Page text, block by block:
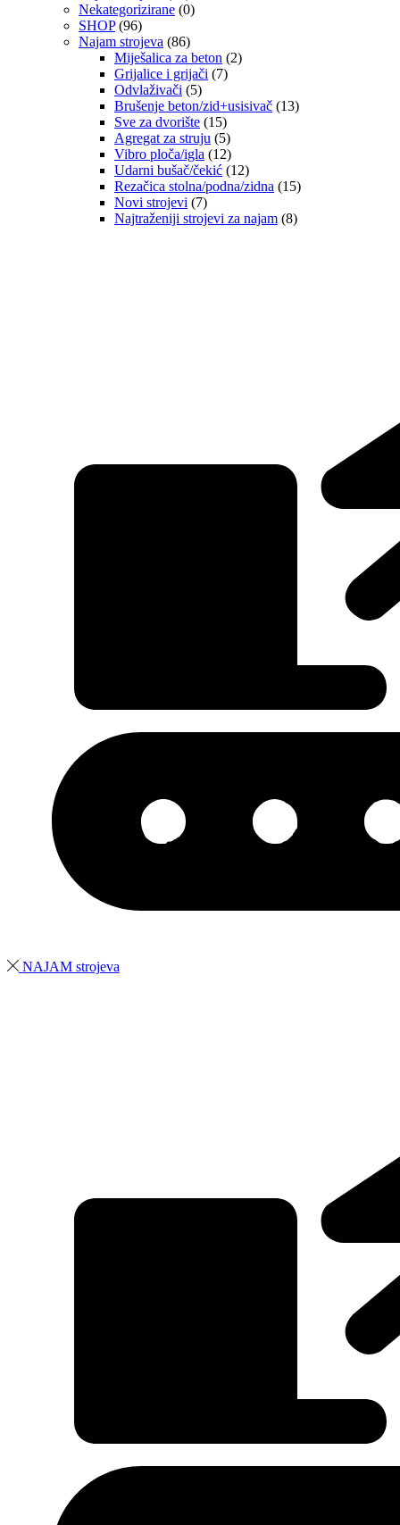
Nekategorizirane (0)
SHOP (96)
Najam strojeva (86)
Miješalica za beton (2)
Grijalice i grijači (7)
Odvlaživači (5)
Brušenje beton/zid+usisivač (13)
Sve za dvorište (15)
Agregat za struju (5)
Vibro ploča/igla (12)
Udarni bušač/čekić (12)
Rezačica stolna/podna/zidna (15)
Novi strojevi (7)
Najtraženiji strojevi za najam (8)
NAJAM strojeva